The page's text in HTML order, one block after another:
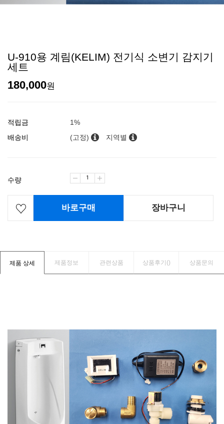
U-910용 계림(KELIM) 전기식 소변기 감지기
세트
180,000원
적립금
1%
배송비
(고정) 지역별
수량
바로구매 장바구니
제품 상세 제품정보 관련상품 상품후기() 상품문의